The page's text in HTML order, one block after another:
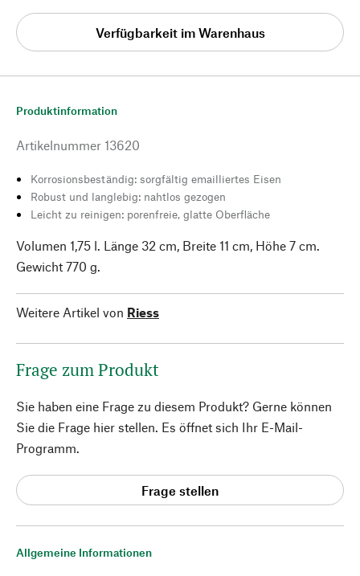
Verfügbarkeit im Warenhaus
Allgemeine Informationen
Produktinformation
Artikelnummer 13620
Korrosionsbeständig: sorgfältig emailliertes Eisen
Robust und langlebig: nahtlos gezogen
Leicht zu reinigen: porenfreie, glatte Oberfläche
Volumen 1,75 l. Länge 32 cm, Breite 11 cm, Höhe 7 cm.
Gewicht 770 g.
Weitere Artikel von Riess
Frage zum Produkt
Sie haben eine Frage zu diesem Produkt? Gerne können
Sie die Frage hier stellen. Es öffnet sich Ihr E-Mail-
Programm.
Frage stellen